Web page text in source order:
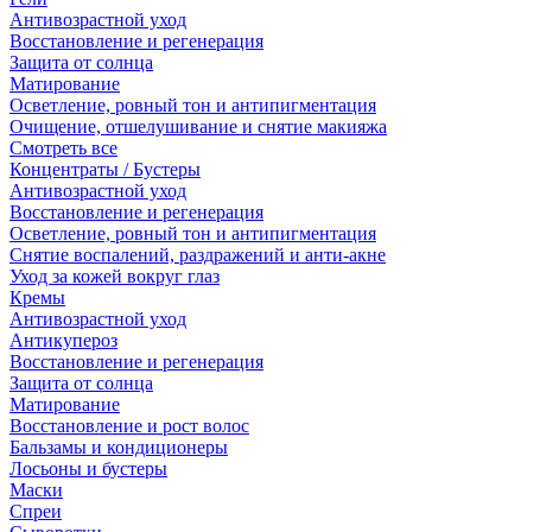
Антивозрастной уход
Восстановление и регенерация
Защита от солнца
Матирование
Осветление, ровный тон и антипигментация
Очищение, отшелушивание и снятие макияжа
Смотреть все
Концентраты / Бустеры
Антивозрастной уход
Восстановление и регенерация
Осветление, ровный тон и антипигментация
Снятие воспалений, раздражений и анти-акне
Уход за кожей вокруг глаз
Кремы
Антивозрастной уход
Антикупероз
Восстановление и регенерация
Защита от солнца
Матирование
Восстановление и рост волос
Бальзамы и кондиционеры
Лосьоны и бустеры
Маски
Спреи